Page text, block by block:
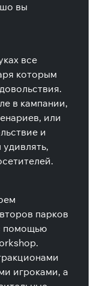
вы
все
которым
в кампании,
или
и
парков
помощью
игроками, а